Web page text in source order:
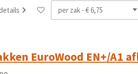
EuroWood EN+/A1